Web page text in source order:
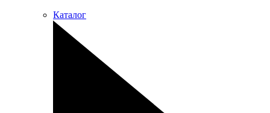
Каталог